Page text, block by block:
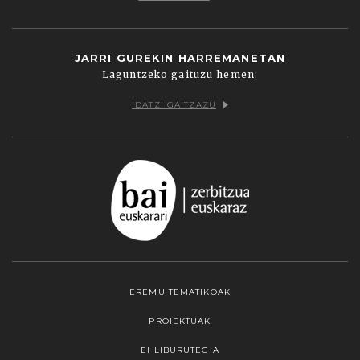
JARRI GUREKIN HARREMANETAN
Laguntzeko gaituzu hemen:
IDATZI GAITZAZU
EREMU TEMATIKOAK
PROIEKTUAK
EI LIBURUTEGIA